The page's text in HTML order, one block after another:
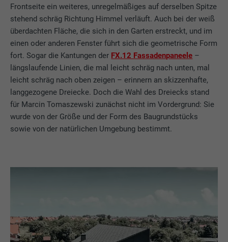
Frontseite ein weiteres, unregelmäßiges auf derselben Spitze
stehend schräg Richtung Himmel verläuft. Auch bei der weiß
überdachten Fläche, die sich in den Garten erstreckt, und im
einen oder anderen Fenster führt sich die geometrische Form
fort. Sogar die Kantungen der FX.12 Fassadenpaneele –
längslaufende Linien, die mal leicht schräg nach unten, mal
leicht schräg nach oben zeigen – erinnern an skizzenhafte,
langgezogene Dreiecke. Doch die Wahl des Dreiecks stand
für Marcin Tomaszewski zunächst nicht im Vordergrund: Sie
wurde von der Größe und der Form des Baugrundstücks
sowie von der natürlichen Umgebung bestimmt.